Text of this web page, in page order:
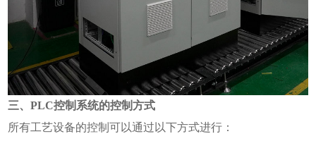
三、PLC控制系统的控制方式
所有工艺设备的控制可以通过以下方式进行：